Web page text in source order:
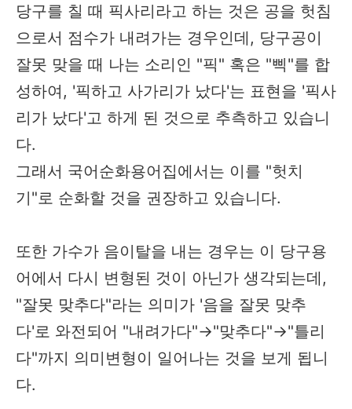
당구를 칠 때 픽사리라고 하는 것은 공을 헛침
으로서 점수가 내려가는 경우인데, 당구공이
잘못 맞을 때 나는 소리인 "픽" 혹은 "삑"를 합
성하여, '픽하고 사가리가 났다'는 표현을 '픽사
리가 났다'고 하게 된 것으로 추측하고 있습니
다.
그래서 국어순화용어집에서는 이를 "헛치
기"로 순화할 것을 권장하고 있습니다.
또한 가수가 음이탈을 내는 경우는 이 당구용
어에서 다시 변형된 것이 아닌가 생각되는데,
"잘못 맞추다"라는 의미가 '음을 잘못 맞추
다'로 와전되어 "내려가다"→"맞추다"→"틀리
다"까지 의미변형이 일어나는 것을 보게 됩니
다.